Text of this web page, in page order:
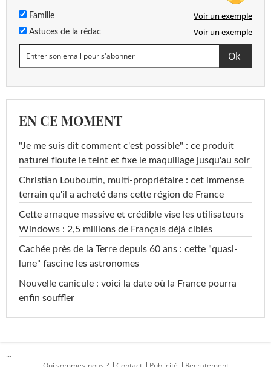
Famille Voir un exemple
Astuces de la rédac Voir un exemple
EN CE MOMENT
"Je me suis dit comment c'est possible" : ce produit
naturel floute le teint et fixe le maquillage jusqu'au soir
Christian Louboutin, multi-propriétaire : cet immense
terrain qu'il a acheté dans cette région de France
Cette arnaque massive et crédible vise les utilisateurs
Windows : 2,5 millions de Français déjà ciblés
Cachée près de la Terre depuis 60 ans : cette "quasi-
lune" fascine les astronomes
Nouvelle canicule : voici la date où la France pourra
enfin souffler
...